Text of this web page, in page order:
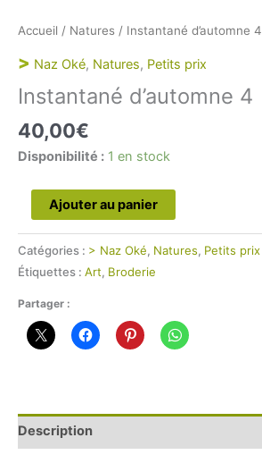
Accueil / Natures / Instantané d’automne 4
> Naz Oké, Natures, Petits prix
Instantané d’automne 4
40,00€
Disponibilité : 1 en stock
quantité
de
Instantané
d’automne
Ajouter au panier
Catégories : > Naz Oké, Natures, Petits prix
Étiquettes : Art, Broderie
Partager :
Description